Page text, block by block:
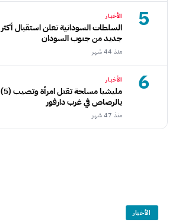
5 الأخبار
جديد من جنوب السودان
منذ 44 شهر
6 الأخبار
بالرصاص في غرب دارفور
منذ 47 شهر
الأخبار